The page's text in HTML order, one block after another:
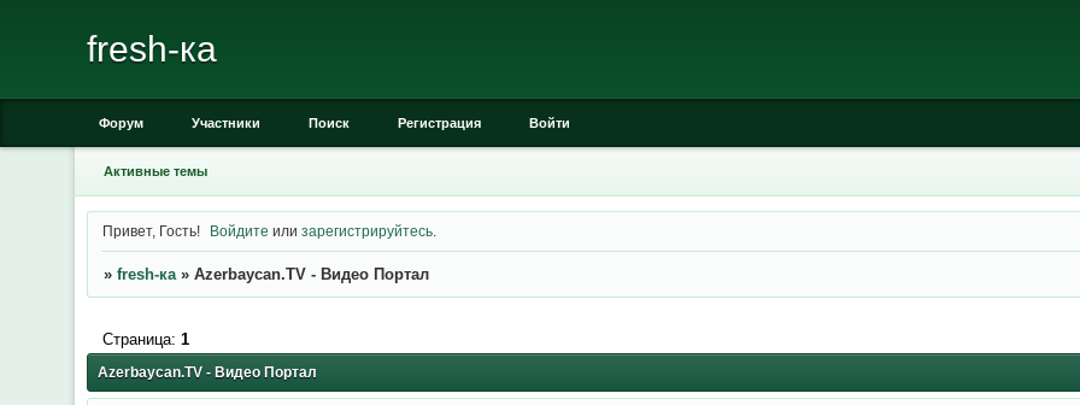
fresh-ка
Форум Участники Поиск Регистрация Войти
Активные темы
Привет, Гость! Войдите илизарегистрируйтесь
» fresh-ка » Azerbaycan.TV - Видео Портал
Azerbaycan.TV - Видео Портал
Страница: 1